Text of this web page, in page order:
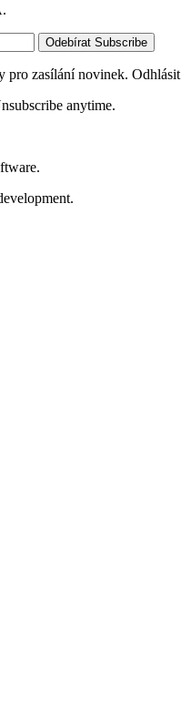
Odebírat Subscribe
pro zasílání novinek.
anytime.